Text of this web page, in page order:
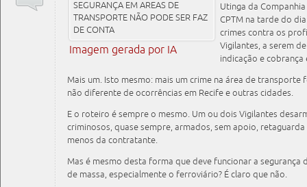
Imagem gerada por IA
Utinga da
CPTM na tarde do
crimes contra os
Vigilantes, a serem
indicação e
Mais um. Isto mesmo: mais um crime na área de
não diferente de ocorrências em Recife e outras cidades.
E o roteiro é sempre o mesmo. Um ou dois Vigilantes
criminosos, quase sempre, armados, sem apoio,
menos da contratante.
Mas é mesmo desta forma que deve funcionar a
de massa, especialmente o ferroviário? É claro que não.